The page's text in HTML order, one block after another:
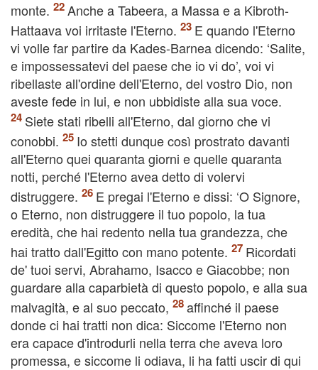
monte.
Anche a Tabeera, a Massa e a Kibroth-
Hattaava voi irritaste l'Eterno.
E quando l'Eterno
vi volle far partire da Kades-Barnea dicendo: ‘Salite,
e impossessatevi del paese che io vi do’, voi vi
ribellaste all'ordine dell'Eterno, del vostro Dio, non
aveste fede in lui, e non ubbidiste alla sua voce.
Siete stati ribelli all'Eterno, dal giorno che vi
conobbi.
Io stetti dunque così prostrato davanti
all'Eterno quei quaranta giorni e quelle quaranta
notti, perché l'Eterno avea detto di volervi
distruggere.
E pregai l'Eterno e dissi: ‘O Signore,
o Eterno, non distruggere il tuo popolo, la tua
eredità, che hai redento nella tua grandezza, che
hai tratto dall'Egitto con mano potente.
Ricordati
de' tuoi servi, Abrahamo, Isacco e Giacobbe; non
guardare alla caparbietà di questo popolo, e alla sua
malvagità, e al suo peccato,
affinché il paese
donde ci hai tratti non dica: Siccome l'Eterno non
era capace d'introdurli nella terra che aveva loro
promessa, e siccome li odiava, li ha fatti uscir di qui